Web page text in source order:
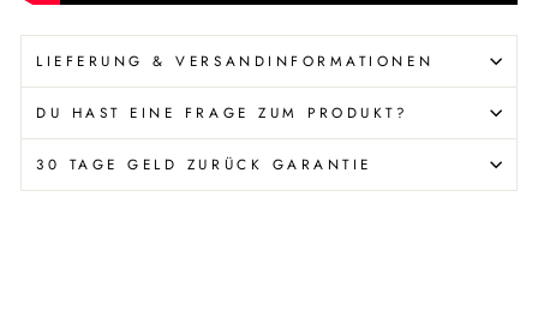
LIEFERUNG & VERSANDINFORMATIONEN
DU HAST EINE FRAGE ZUM PRODUKT?
30 TAGE GELD ZURÜCK GARANTIE